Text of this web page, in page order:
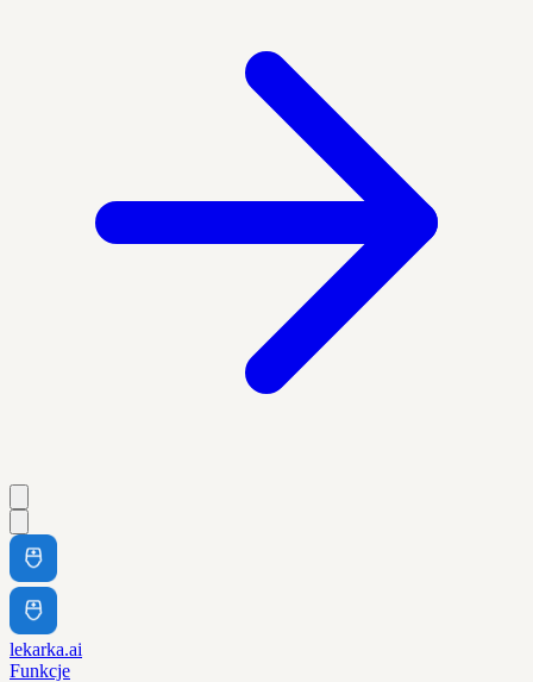
lekarka.ai
Funkcje